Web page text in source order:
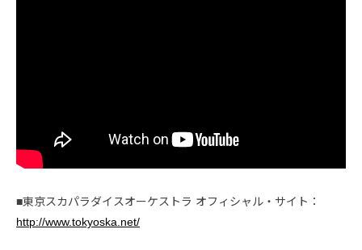
■東京スカパラダイスオーケストラ オフィシャル・サイト：
http://www.tokyoska.net/